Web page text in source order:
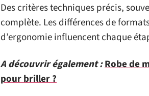
Des critères techniques précis,
complète. Les différences de
d’ergonomie influencent chaque
A découvrir également :Robe de
pour briller ?